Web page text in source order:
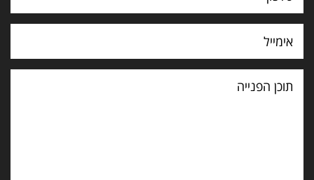
תוכן
הפנייה